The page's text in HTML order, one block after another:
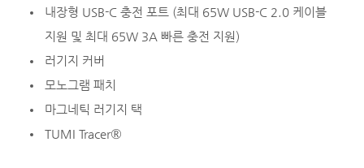
내장형 USB-C 충전 포트 (최대 65W USB-C 2.0 케이블
지원 및 최대 65W 3A 빠른 충전 지원)
러기지 커버
모노그램 패치
마그네틱 러기지 택
TUMI Tracer®